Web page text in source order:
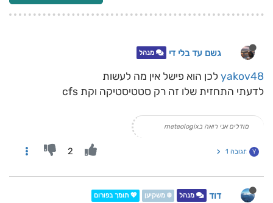
גשם עד בלי די מנהל
yakov48 לכן הוא פישל אין מה לעשות
לדעתי התחזית שלו זה רק סטטיסטיקה וקת cfs
מודלים אני רואה בmeteologix
Y תגובה 1 2
דוד מנהל ❄️ משקיען 💖 תומך בפורום